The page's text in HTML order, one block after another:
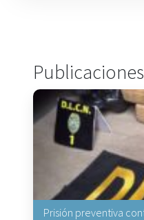
Prisión preventiva